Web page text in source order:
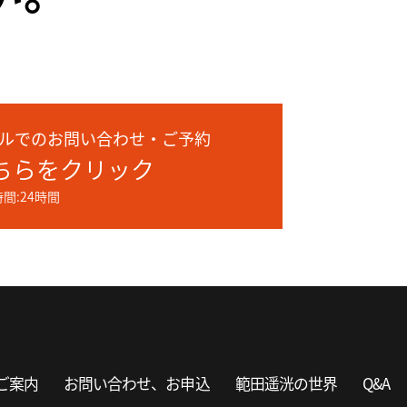
でのお問い合わせ・ご予約
らをクリック
:24時間
案内 お問い合わせ、お申込 範田遥洸の世界 Q&A